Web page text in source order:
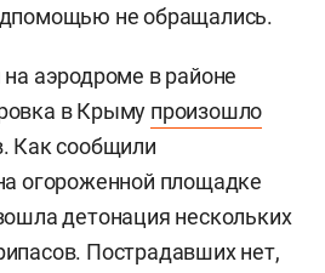
не обращались.
аэродроме в районе
в Крыму произошло
Как сообщили
огороженной площадке
детонация нескольких
Пострадавших нет,